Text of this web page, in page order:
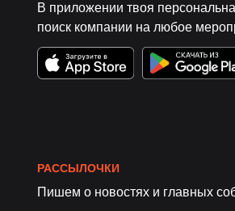
В приложении твоя
поиск компании на любое
РАССЫЛОЧКИ
Пишем о новостях и главных